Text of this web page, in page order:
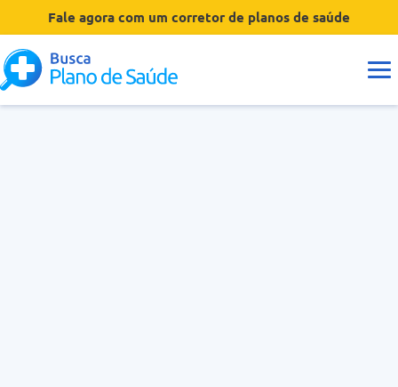
Fale agora com um corretor de planos de saúde